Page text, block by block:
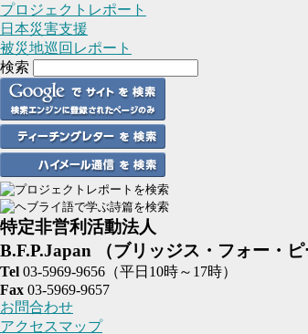
プロジェクトレポート
日本災害支援
被災地巡回レポート
検索
特定非営利活動法人
B.F.P.Japan
（ブリッジス・フォー・ピ
Tel 03-5969-9656 （平日10時～17時）
Fax 03-5969-9657
お問合わせ
アクセスマップ